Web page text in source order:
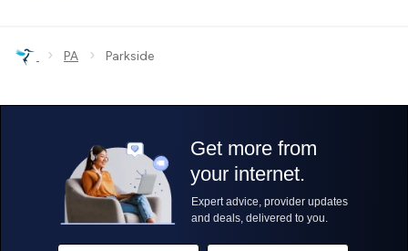
› PA › Parkside